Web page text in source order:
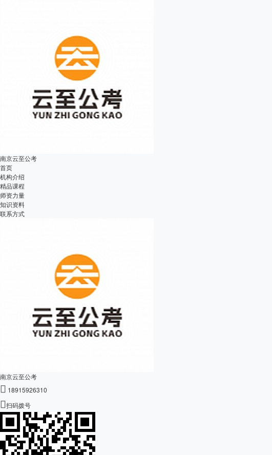
南京云至公考
首页
机构介绍
精品课程
师资力量
知识资料
联系方式
南京云至公考
 18915926310
扫码拨号